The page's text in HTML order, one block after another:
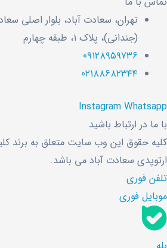
(جندانی)، پلاک ۱، طبقه چهارم
۰۹۱۲۸۹۵۹۷۳۶
۰۲۱۸۸۶۸۲۳۴۴
InstagramWhatsapp
با ما در ارتباط باشید
کلیه حقوق این وب سایت متعلق به برند
ارتوپدی سعادت آباد می باشد.
تلفن فوری
موبایل فوری